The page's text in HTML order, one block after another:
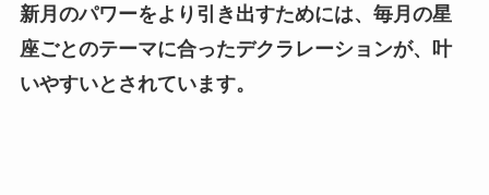
新月のパワーをより引き出すためには、毎月の星
座ごとのテーマに合ったデクラレーションが、叶
いやすいとされています。